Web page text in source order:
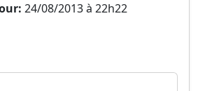
24/08/2013 à 22h22